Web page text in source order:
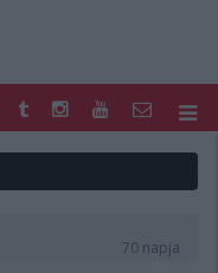
70 napja